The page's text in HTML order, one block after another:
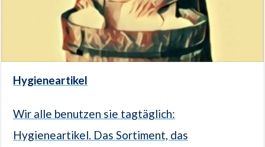
Hygieneartikel
Wir alle benutzen sie tagtäglich:
Hygieneartikel. Das Sortiment, das